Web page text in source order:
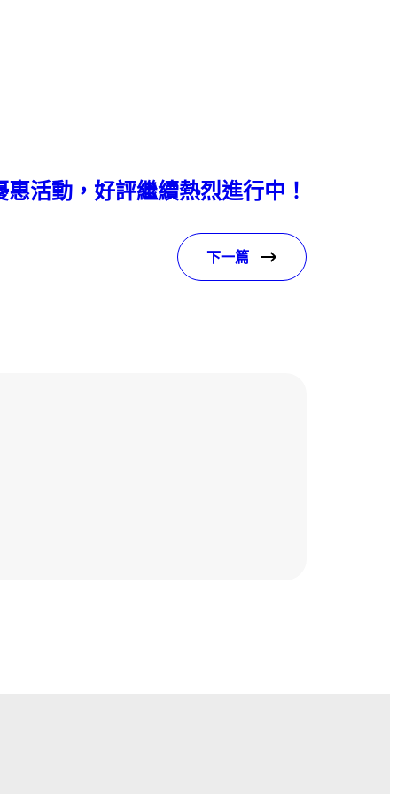
活動，好評繼續熱烈進行中！
下一篇